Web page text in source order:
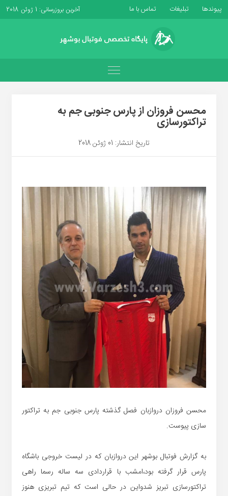
پیوندها تبلیغات تماس با ما آخرین بروزرسانی: 1 ژوئن 2018
محسن فروزان از پارس جنوبی جم به
تراکتورسازی
تاریخ انتشار: 01 ژوئن 2018
محسن فروزان دروازبان فصل گذشته پارس جنوبی جم به تراکتور
سازی پیوست.
به گزارش فوتبال بوشهر این دروازبان که در لیست خروجی باشگاه
پارس قرار گرفته بود،امشب با قراردادی سه ساله رسما راهی
تراکتورسازی تبریز شدواین در حالی است که تیم تبریزی هنوز